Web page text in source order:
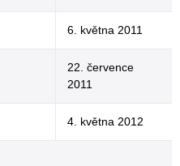
6. května 2011
22. července
2011
4. května 2012